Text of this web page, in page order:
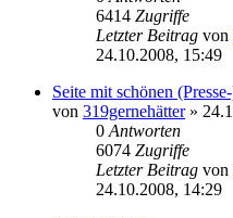
6414 Zugriffe
Letzter Beitrag von
24.10.2008, 15:49
Seite mit schönen
von 319gernehätter»
0 Antworten
6074 Zugriffe
Letzter Beitrag von
24.10.2008, 14:29